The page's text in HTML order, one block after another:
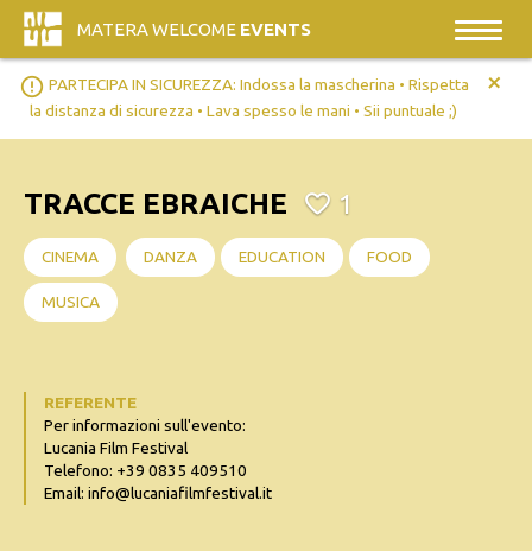
MATERA WELCOME EVENTS
error_outline PARTECIPA IN SICUREZZA: Indossa la mascherina • Rispetta
la distanza di sicurezza • Lava spesso le mani • Sii puntuale ;)
+
TRACCE EBRAICHE 1
CINEMA DANZA EDUCATION FOOD
MUSICA
REFERENTE
Per informazioni sull'evento:
Lucania Film Festival
Telefono: +39 0835 409510
Email: info@lucaniafilmfestival.it